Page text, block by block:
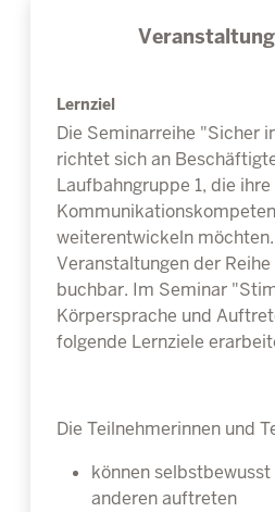
Lernziel
Die Seminarreihe "Sicher
richtet sich an
Laufbahngruppe 1, die ihre
weiterentwickeln
Veranstaltungen der
buchbar. Im Seminar
Körpersprache und
folgende Lernziele
Die Teilnehmerinnen und
können
anderen auftreten